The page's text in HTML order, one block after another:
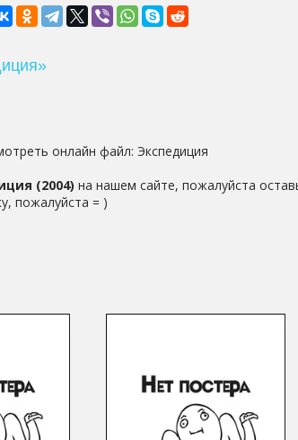
онлайн файл: Экспедиция
(2004) на нашем сайте, пожалуйста
пожалуйста = )